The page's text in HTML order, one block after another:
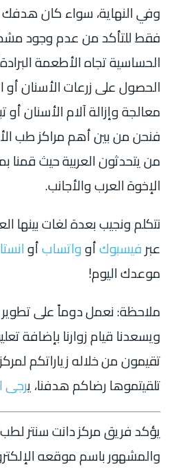
وفي النهاية، سواء كان
فقط للتأكد من عدم وجود
الحساسية تجاه الأطعمة
الحصول على زرعات الأسنان أو
معالجة وإزالة آلام الأسنان
فنحن من بين أهم مراكز طب
من يتحدثون العربية حيث قمنا
الإخوة العرب والأجانب.
نتكلم ونجيب بعدة لغات بينها
عبرفيسبوكأوواتسابأو
موعدك اليوم!
ملاحظة: نعمل دوماً على
ويسعدنا قيام زوارنا بإضافة
تقيمون من خلاله زياراتكم
تلقيتموها رضاكم هدفنا، يرجى
يؤكد فريق مركز دانت سنتر لطب
والمشهور باسم موقعه